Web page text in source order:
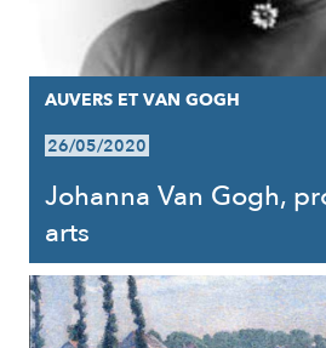
AUVERS ET VAN GOGH
26/05/2020
Johanna Van Gogh,
arts